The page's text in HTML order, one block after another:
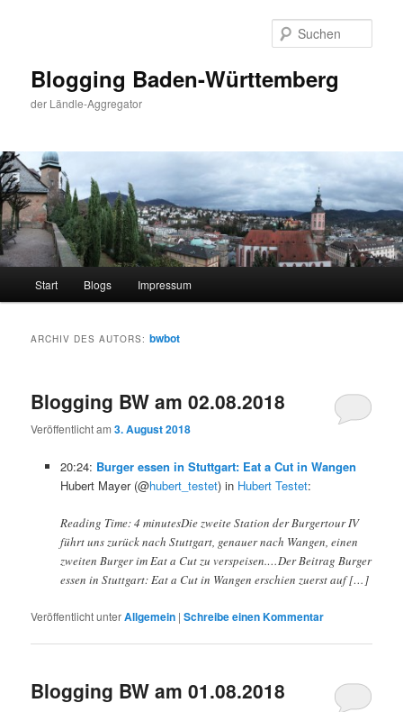
Blogging Baden-Württemberg
der Ländle-Aggregator
Start Blogs Impressum
ARCHIV DES AUTORS: bwbot
Blogging BW am 02.08.2018
Veröffentlicht am3. August 2018
20:24: Burger essen in Stuttgart: Eat a Cut in Wangen
Hubert Mayer (@hubert_testet) in Hubert Testet:
Reading Time: 4 minutesDie zweite Station der Burgertour IV
führt uns zurück nach Stuttgart, genauer nach Wangen, einen
zweiten Burger im Eat a Cut zu verspeisen.…Der Beitrag Burger
essen in Stuttgart: Eat a Cut in Wangen erschien zuerst auf […]
Veröffentlicht unterAllgemein |Schreibe einen Kommentar
Blogging BW am 01.08.2018